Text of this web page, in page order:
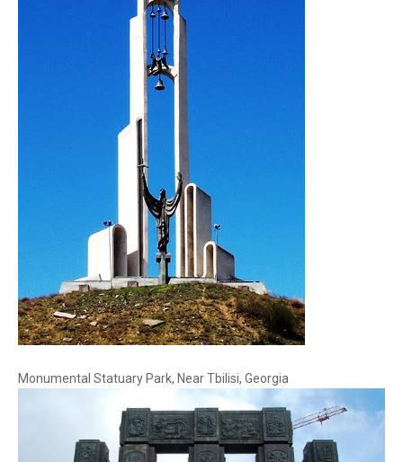
Monumental Statuary Park, Near Tbilisi, Georgia